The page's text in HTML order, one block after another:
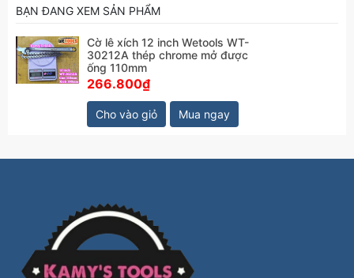
BẠN ĐANG XEM SẢN PHẨM
Cờ lê xích 12 inch Wetools WT-
30212A thép chrome mở được
ống 110mm
266.800₫
Cho vào giỏ Mua ngay